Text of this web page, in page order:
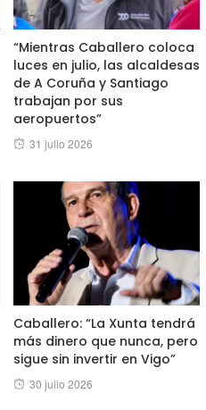
“Mientras Caballero coloca
luces en julio, las alcaldesas
de A Coruña y Santiago
trabajan por sus
aeropuertos”
Posted
31 julio 2026
Caballero: “La Xunta tendrá
más dinero que nunca, pero
sigue sin invertir en Vigo”
Posted
30 julio 2026